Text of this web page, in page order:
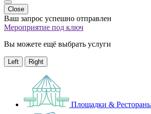
Close
Ваш запрос успешно отправлен
Мероприятие под ключ
Вы можете ещё выбрать услуги
Left Right
Площадки &